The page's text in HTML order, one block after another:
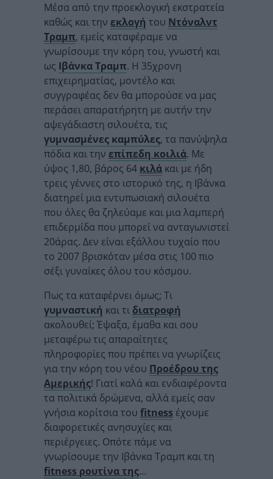
Μέσα από την προεκλογική εκστρατεία
καθώς και την εκλογή του Ντόναλντ
Τραμπ, εμείς καταφέραμε να
γνωρίσουμε την κόρη του, γνωστή και
ως Ιβάνκα Τραμπ. H 35χρονη
επιχειρηματίας, μοντέλο και
συγγραφέας δεν θα μπορούσε να μας
περάσει απαρατήρητη με αυτήν την
αψεγάδιαστη σιλουέτα, τις
γυμνασμένες καμπύλες, τα πανύψηλα
πόδια και την επίπεδη κοιλιά. Με
ύψος 1,80, βάρος 64 κιλά και με ήδη
τρεις γέννες στο ιστορικό της, η Ιβάνκα
διατηρεί μια εντυπωσιακή σιλουέτα
που όλες θα ζηλεύαμε και μια λαμπερή
επιδερμίδα που μπορεί να ανταγωνιστεί
20άρας. Δεν είναι εξάλλου τυχαίο που
το 2007 βρισκόταν μέσα στις 100 πιο
σέξι γυναίκες όλου του κόσμου.
Πως τα καταφέρνει όμως; Τι
γυμναστική και τι διατροφή
ακολουθεί; Έψαξα, έμαθα και σου
μεταφέρω τις απαραίτητες
πληροφορίες που πρέπει να γνωρίζεις
για την κόρη του νέου Προέδρου της
Αμερικής! Γιατί καλά και ενδιαφέροντα
τα πολιτικά δρώμενα, αλλά εμείς σαν
γνήσια κορίτσια του fitness έχουμε
διαφορετικές ανησυχίες και
περιέργειες. Οπότε πάμε να
γνωρίσουμε την Ιβάνκα Τραμπ και τη
fitness ρουτίνα της…